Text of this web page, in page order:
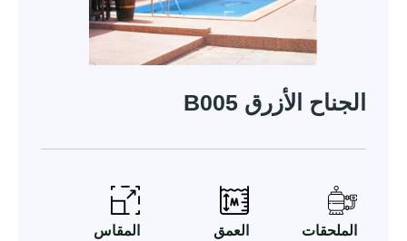
الجناح الأزرق B005
الملحقات العمق المقاس